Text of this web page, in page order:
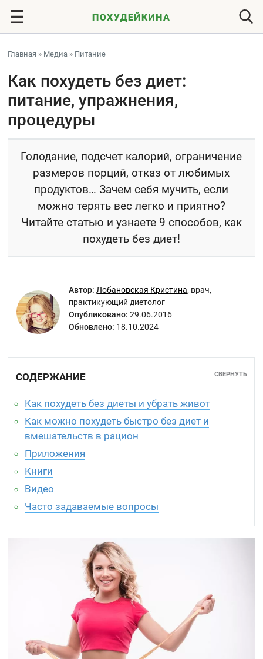
Главная » Медиа » Питание
Как похудеть без диет:
питание, упражнения,
процедуры
Голодание, подсчет калорий, ограничение
размеров порций, отказ от любимых
продуктов… Зачем себя мучить, если
можно терять вес легко и приятно?
Читайте статью и узнаете 9 способов, как
похудеть без диет!
Автор: Лобановская Кристина, врач,
практикующий диетолог
Опубликовано: 29.06.2016
Обновлено: 18.10.2024
СОДЕРЖАНИЕ СВЕРНУТЬ
Как похудеть без диеты и убрать живот
Как можно похудеть быстро без диет и
вмешательств в рацион
Приложения
Книги
Видео
Часто задаваемые вопросы